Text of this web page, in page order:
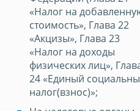
«Налог на
стоимость», Глава 22
«Акцизы», Глава 23
«Налог на доходы
физических лиц»,
24 «Единый
налог(взнос)»;